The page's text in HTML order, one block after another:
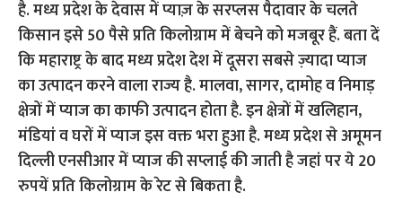
है.मध्य प्रदेश के देवास में प्याज़ के सरप्लस पैदावार के चलते
किसान इसे 50 पैसे प्रति किलोग्राम में बेचने को मजबूर हैं. बता दें
कि महाराष्ट्र के बाद मध्य प्रदेश देश में दूसरा सबसे ज़्यादा प्याज
का उत्पादन करने वाला राज्य है. मालवा, सागर, दामोह व निमाड़
क्षेत्रों में प्याज का काफी उत्पादन होता है. इन क्षेत्रों में खलिहान,
मंडियां व घरों में प्याज इस वक्त भरा हुआ है. मध्य प्रदेश से अमूमन
दिल्ली एनसीआर में प्याज की सप्लाई की जाती है जहां पर ये 20
रुपयें प्रति किलोग्राम के रेट से बिकता है.